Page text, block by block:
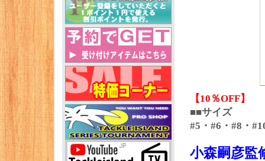
【10％OFF】
■■サイズ
#5・#6・#8・
小森嗣彦